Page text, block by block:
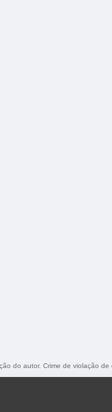
do autor. Crime de violação